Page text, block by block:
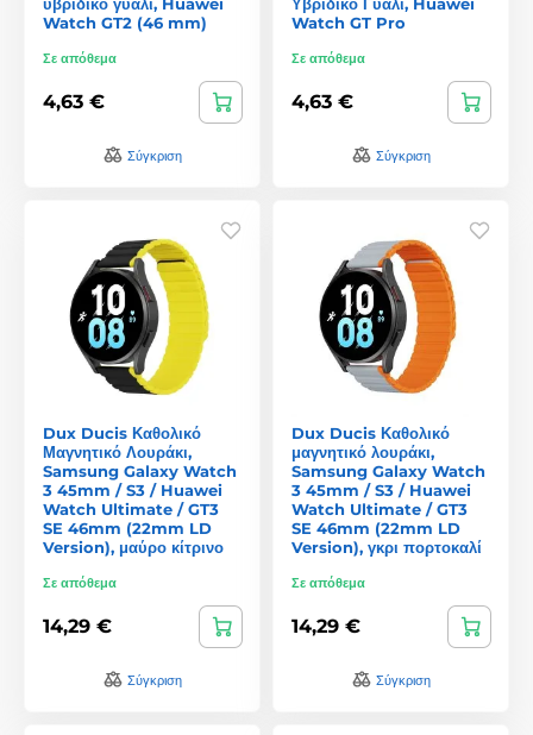
Watch GT2 (46 mm)
Σε απόθεμα
4,63 €
Σύγκριση
Watch GT Pro
Σε απόθεμα
4,63 €
Σύγκριση
Dux Ducis Καθολικό
Μαγνητικό Λουράκι,
Samsung Galaxy Watch
3 45mm / S3 / Huawei
Watch Ultimate / GT3
SE 46mm (22mm LD
Version), μαύρο κίτρινο
Σε απόθεμα
14,29 €
Σύγκριση
Dux Ducis Καθολικό
μαγνητικό λουράκι,
Samsung Galaxy Watch
3 45mm / S3 / Huawei
Watch Ultimate / GT3
SE 46mm (22mm LD
Version), γκρι πορτοκαλί
Σε απόθεμα
14,29 €
Σύγκριση